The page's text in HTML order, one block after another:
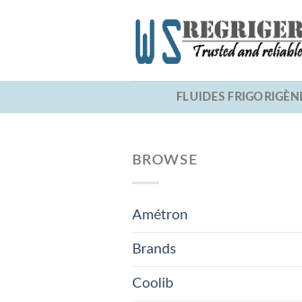
FLUIDES
BROWSE
Amétron
Brands
Coolib